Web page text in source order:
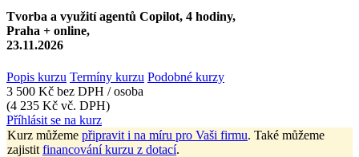
Tvorba a využití agentů Copilot, 4 hodiny,
Praha + online,
23.11.2026
Popis kurzu Termíny kurzu Podobné kurzy
3 500 Kč bez DPH / osoba
(4 235 Kč vč. DPH)
Příhlásit se na kurz
Kurz můžeme připravit i na míru pro Vaši firmu. Také můžeme
zajistit financování kurzu z dotací.